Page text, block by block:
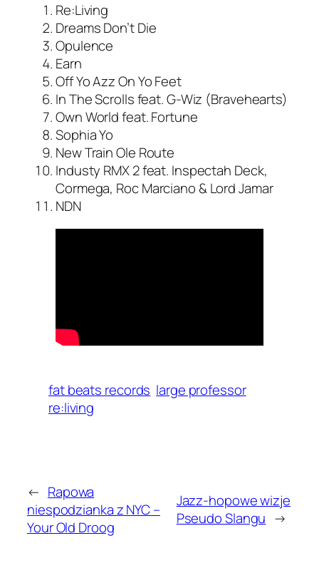
Re:Living
Dreams Don’t Die
Opulence
Earn
Off Yo Azz On Yo Feet
In The Scrolls feat. G-Wiz (Bravehearts)
Own World feat. Fortune
Sophia Yo
New Train Ole Route
Industy RMX 2 feat. Inspectah Deck,
Cormega, Roc Marciano & Lord Jamar
NDN
fat beats records large professor
re:living
← Rapowa
niespodzianka z NYC –
Your Old Droog
Jazz-hopowe wizje
Pseudo Slangu →